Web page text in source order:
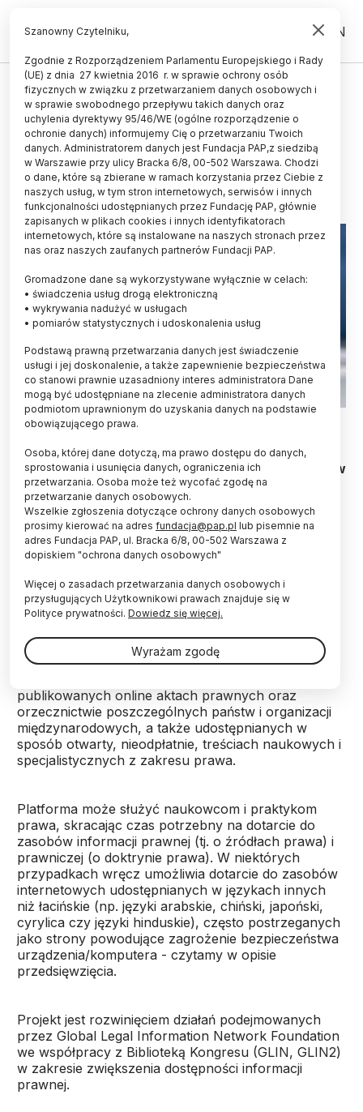
PL EN
PRAWO
Powstała wyszukiwarka zasobów
prawnych - GLI
24.10.2025
aktualizacja: 24.10.2025
1 minuta czytania
Fot. Adobe Stock
Naukowcy z Instytutu Nauk Prawnych Polskiej
Akademii Nauk opracowali wyszukiwarkę zasobów
prawnych - Global Legal Information (GLI).
Zwiększa ona dostępność fachowej informacji:
aktów prawnych, orzecznictwa czy publikacji
naukowych. Zawiera aktualne dane o systemach
prawa państw i organizacji międzynarodowych.
Wyszukiwarka jest dostępna w języku polskim, a
także angielskim, niemieckim, francuskim i
publikowanych online aktach prawnych oraz
orzecznictwie poszczególnych państw i organizacji
międzynarodowych, a także udostępnianych w
sposób otwarty, nieodpłatnie, treściach naukowych i
specjalistycznych z zakresu prawa.
Platforma może służyć naukowcom i praktykom
prawa, skracając czas potrzebny na dotarcie do
zasobów informacji prawnej (tj. o źródłach prawa) i
prawniczej (o doktrynie prawa). W niektórych
przypadkach wręcz umożliwia dotarcie do zasobów
internetowych udostępnianych w językach innych
niż łacińskie (np. języki arabskie, chiński, japoński,
cyrylica czy języki hinduskie), często postrzeganych
jako strony powodujące zagrożenie bezpieczeństwa
urządzenia/komputera - czytamy w opisie
przedsięwzięcia.
Projekt jest rozwinięciem działań podejmowanych
przez Global Legal Information Network Foundation
we współpracy z Biblioteką Kongresu (GLIN, GLIN2)
w zakresie zwiększenia dostępności informacji
prawnej.
Szanowny Czytelniku,
Zgodnie z Rozporządzeniem Parlamentu Europejskiego i Rady
(UE) z dnia 27 kwietnia 2016 r. w sprawie ochrony osób
fizycznych w związku z przetwarzaniem danych osobowych i
w sprawie swobodnego przepływu takich danych oraz
uchylenia dyrektywy 95/46/WE (ogólne rozporządzenie o
ochronie danych) informujemy Cię o przetwarzaniu Twoich
danych. Administratorem danych jest Fundacja PAP,z siedzibą
w Warszawie przy ulicy Bracka 6/8, 00-502 Warszawa. Chodzi
o dane, które są zbierane w ramach korzystania przez Ciebie z
naszych usług, w tym stron internetowych, serwisów i innych
funkcjonalności udostępnianych przez Fundację PAP, głównie
zapisanych w plikach cookies i innych identyfikatorach
internetowych, które są instalowane na naszych stronach przez
nas oraz naszych zaufanych partnerów Fundacji PAP.
Gromadzone dane są wykorzystywane wyłącznie w celach:
• świadczenia usług drogą elektroniczną
• wykrywania nadużyć w usługach
• pomiarów statystycznych i udoskonalenia usług
Podstawą prawną przetwarzania danych jest świadczenie
usługi i jej doskonalenie, a także zapewnienie bezpieczeństwa
co stanowi prawnie uzasadniony interes administratora Dane
mogą być udostępniane na zlecenie administratora danych
podmiotom uprawnionym do uzyskania danych na podstawie
obowiązującego prawa.
Osoba, której dane dotyczą, ma prawo dostępu do danych,
sprostowania i usunięcia danych, ograniczenia ich
przetwarzania. Osoba może też wycofać zgodę na
przetwarzanie danych osobowych.
Wszelkie zgłoszenia dotyczące ochrony danych osobowych
prosimy kierować na adres fundacja@pap.pl lub pisemnie na
adres Fundacja PAP, ul. Bracka 6/8, 00-502 Warszawa z
dopiskiem "ochrona danych osobowych"
Więcej o zasadach przetwarzania danych osobowych i
przysługujących Użytkownikowi prawach znajduje się w
Polityce prywatności. Dowiedz się więcej.
Wyrażam zgodę